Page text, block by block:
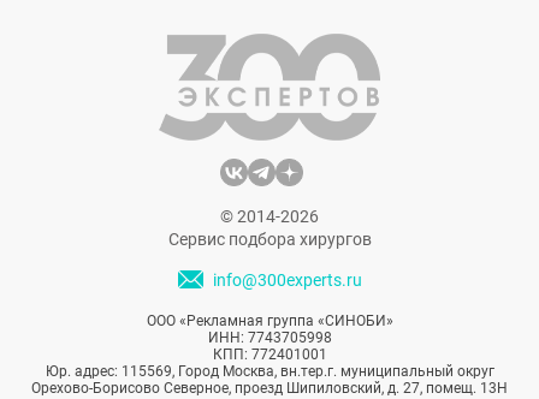
© 2014-2026
Сервис подбора хирургов
info@300experts.ru
ООО «Рекламная группа «СИНОБИ»
ИНН: 7743705998
КПП: 772401001
Юр. адрес: 115569, Город Москва, вн.тер.г. муниципальный округ
Орехово-Борисово Северное, проезд Шипиловский, д. 27, помещ. 13Н